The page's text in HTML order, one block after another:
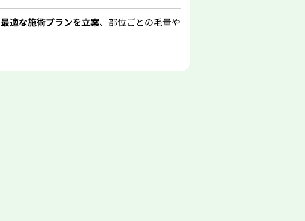
最適な施術プランを立案、部位ごとの毛量や